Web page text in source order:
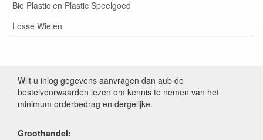
Bio Plastic en Plastic Speelgoed
Losse Wielen
Wilt u inlog gegevens aanvragen dan aub de
bestelvoorwaarden lezen om kennis te nemen van het
minimum orderbedrag en dergelijke.
Groothandel: